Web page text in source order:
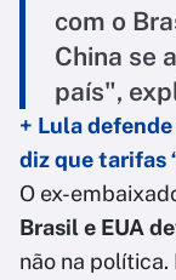
com o
China se
país",
+ Lula
diz que tarifas
O ex-
Brasil e EUA
não na política.